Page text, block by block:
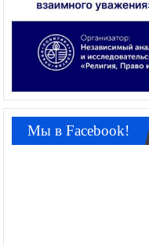
Мы в Facebook!